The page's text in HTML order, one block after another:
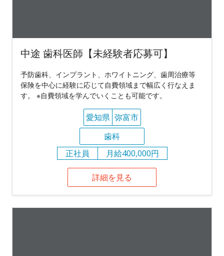
中途 歯科医師【未経験者応募可】
予防歯科、インプラント、ホワイトニング、歯周治療等
保険を中心に経験に応じて自費領域まで幅広く行なえま
す。 ※自費領域を学んでいくことも可能です。
愛知県 弥富市
歯科
正社員
月給400,000円
詳細を見る